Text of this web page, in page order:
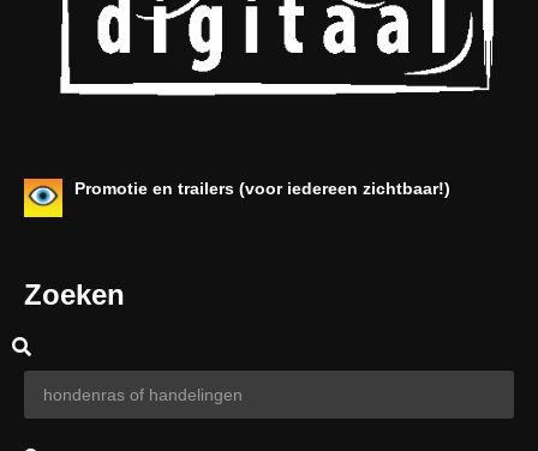
Promotie en trailers (voor iedereen zichtbaar!)
Zoeken